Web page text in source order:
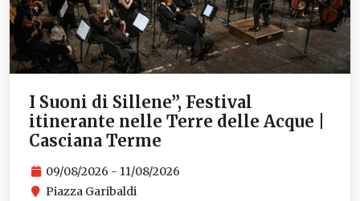
I Suoni di Sillene”, Festival
itinerante nelle Terre delle Acque |
Casciana Terme
09/08/2026 - 11/08/2026
Piazza Garibaldi